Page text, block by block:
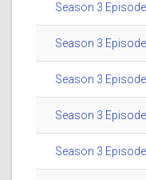
Season 3
Season 3
Season 3
Season 3
Season 3